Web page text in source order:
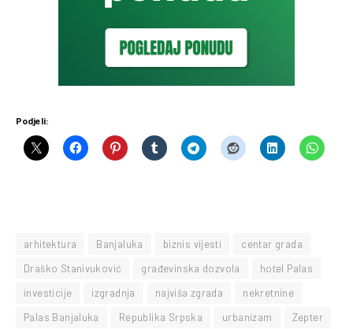
Podjeli:
arhitektura Banjaluka biznis vijesti
centar grada
Draško Stanivuković
građevinska dozvola
hotel Palas
investicije
izgradnja najviša zgrada
nekretnine
Palas Banjaluka
Republika Srpska urbanizam Zepter